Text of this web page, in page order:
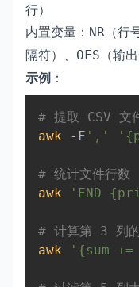
行）
内置变量： NR （行
隔符）、
OFS （输
示例 ：
# 提取 CSV 文
awk -F ','
# 统计文件行数
awk
'END
# 计算第 3 列
awk
'{sum